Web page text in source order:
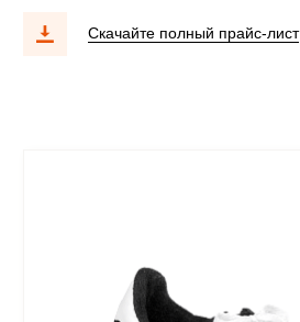
Скачайте полный прайс-лист